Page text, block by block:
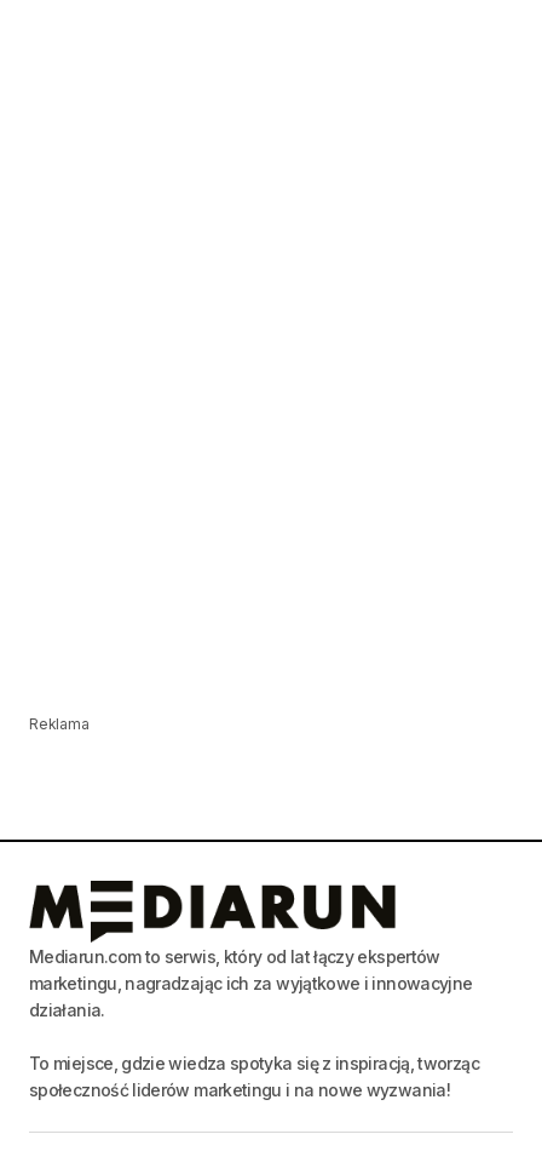
Reklama
Mediarun.com to serwis, który od lat łączy ekspertów
marketingu, nagradzając ich za wyjątkowe i innowacyjne
działania.
To miejsce, gdzie wiedza spotyka się z inspiracją, tworząc
społeczność liderów marketingu i na nowe wyzwania!